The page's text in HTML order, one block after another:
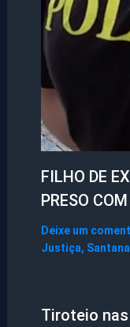
FILHO DE
PRESO
Deixe um
Justiça,
Tiroteio